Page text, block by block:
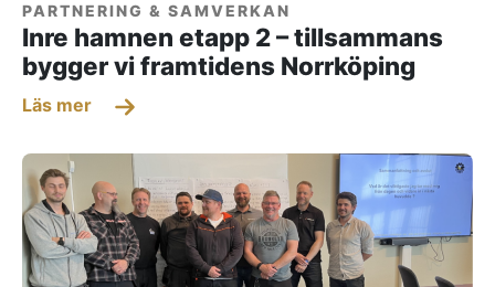
PARTNERING & SAMVERKAN
Inre hamnen etapp 2 – tillsammans
bygger vi framtidens Norrköping
Läs mer